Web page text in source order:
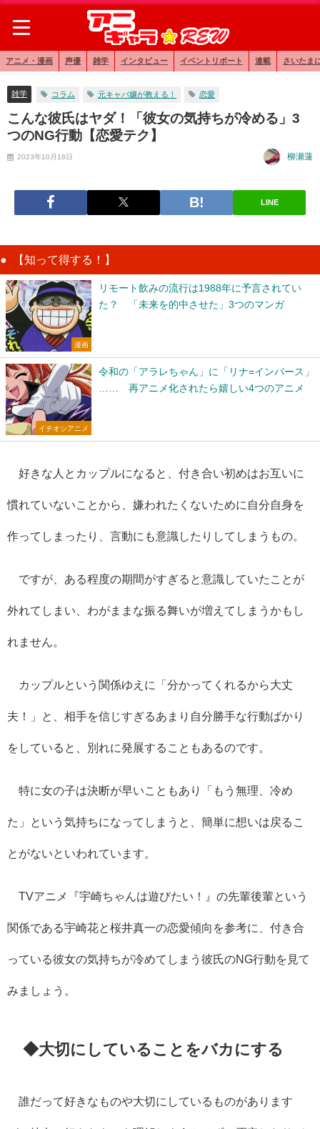
アニメ・漫画 声優 雑学 インタビュー イベントリポート 連載 さいたま
雑学 コラム 元キャバ嬢が教える！ 恋愛
こんな彼氏はヤダ！「彼女の気持ちが冷める」3
つのNG行動【恋愛テク】
2023年10月18日 柳瀬蓮
LINE
【知って得する！】
漫画
リモート飲みの流行は1988年に予言されてい
た？ 「未来を的中させた」3つのマンガ
イチオシアニメ
令和の「アラレちゃん」に「リナ=インバース」
…… 再アニメ化されたら嬉しい4つのアニメ
好きな人とカップルになると、付き合い初めはお互いに
慣れていないことから、嫌われたくないために自分自身を
作ってしまったり、言動にも意識したりしてしまうもの。
ですが、ある程度の期間がすぎると意識していたことが
外れてしまい、わがままな振る舞いが増えてしまうかもし
れません。
カップルという関係ゆえに「分かってくれるから大丈
夫！」と、相手を信じすぎるあまり自分勝手な行動ばかり
をしていると、別れに発展することもあるのです。
特に女の子は決断が早いこともあり「もう無理、冷め
た」という気持ちになってしまうと、簡単に想いは戻るこ
とがないといわれています。
TVアニメ『宇崎ちゃんは遊びたい！』の先輩後輩という
関係である宇崎花と桜井真一の恋愛傾向を参考に、付き合
っている彼女の気持ちが冷めてしまう彼氏のNG行動を見て
みましょう。
◆大切にしていることをバカにする
誰だって好きなものや大切にしているものがあります